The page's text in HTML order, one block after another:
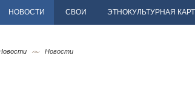
НОВОСТИ СВОИ ЭТНОКУЛЬТУРНАЯ
Новости